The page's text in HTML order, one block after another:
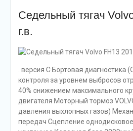
Седельный тягач
г.в.
. версия С Бортовая диагностика
контроля за уровнем выбросов
40% снижением максимального
двигателя Моторный тормоз
давления выхлопных газов)
передач Сцепление